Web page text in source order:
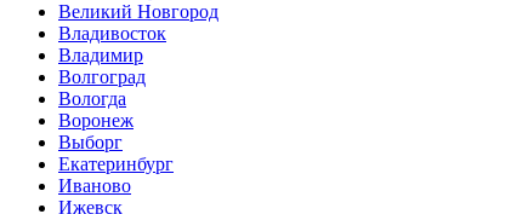
Великий Новгород
Владивосток
Владимир
Волгоград
Вологда
Воронеж
Выборг
Екатеринбург
Иваново
Ижевск